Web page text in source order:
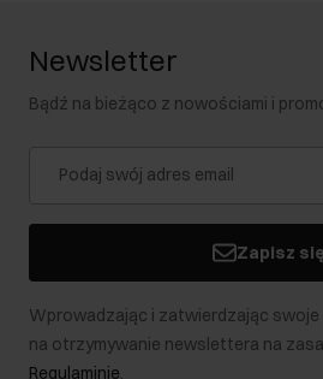
Newsletter
Bądź na bieżąco z nowościami i
Zapisz się
Wprowadzając i zatwierdzając
na otrzymywanie newslettera na
Regulaminie.